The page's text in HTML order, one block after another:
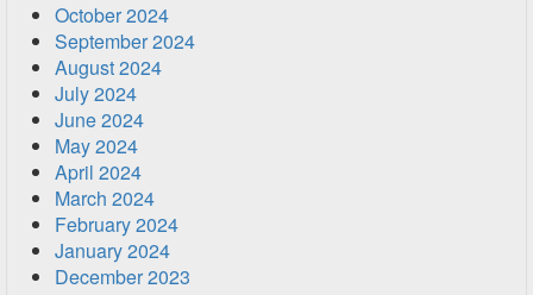
October 2024
September 2024
August 2024
July 2024
June 2024
May 2024
April 2024
March 2024
February 2024
January 2024
December 2023